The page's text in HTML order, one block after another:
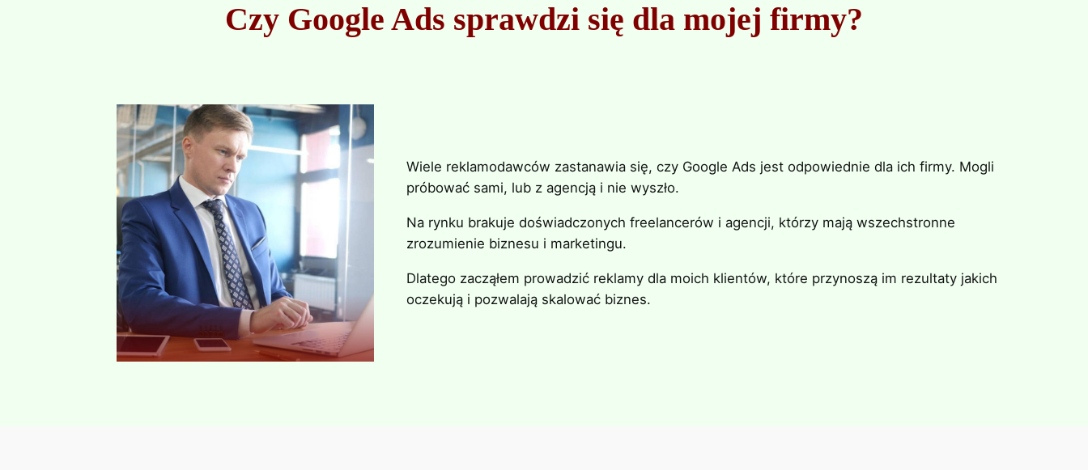
Czy Google Ads sprawdzi się dla mojej firmy?
Wiele reklamodawców zastanawia się, czy Google Ads jest odpowiednie dla ich firmy. Mogli
próbować sami, lub z agencją i nie wyszło.
Na rynku brakuje doświadczonych freelancerów i agencji, którzy mają wszechstronne
zrozumienie biznesu i marketingu.
Dlatego zacząłem prowadzić reklamy dla moich klientów, które przynoszą im rezultaty jakich
oczekują i pozwalają skalować biznes.